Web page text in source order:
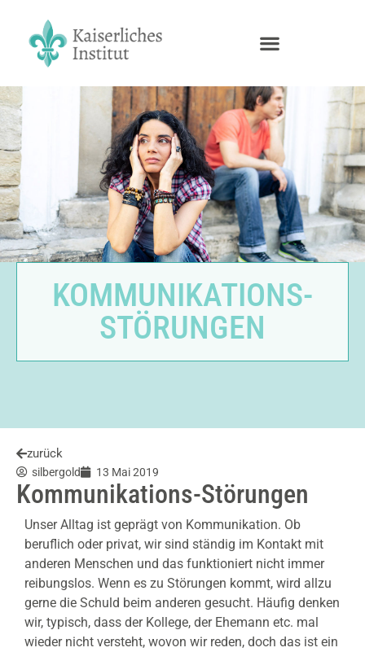
KOMMUNIKATIONS-
STÖRUNGEN
zurück
silbergold 13 Mai 2019
Kommunikations-Störungen
Unser Alltag ist geprägt von Kommunikation. Ob
beruflich oder privat, wir sind ständig im Kontakt mit
anderen Menschen und das funktioniert nicht immer
reibungslos. Wenn es zu Störungen kommt, wird allzu
gerne die Schuld beim anderen gesucht. Häufig denken
wir, typisch, dass der Kollege, der Ehemann etc. mal
wieder nicht versteht, wovon wir reden, doch das ist ein